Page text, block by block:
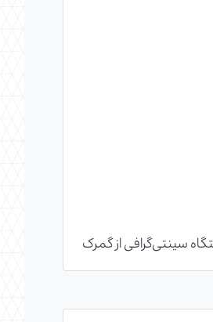
سینتی‌گرافی از گمرک